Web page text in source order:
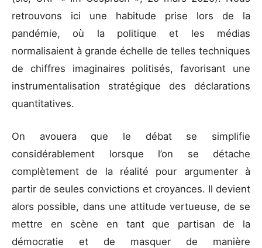
retrouvons ici une habitude prise lors de la
pandémie, où la politique et les médias
normalisaient à grande échelle de telles techniques
de chiffres imaginaires politisés, favorisant une
instrumentalisation stratégique des déclarations
quantitatives.
On avouera que le débat se simplifie
considérablement lorsque l’on se détache
complètement de la réalité pour argumenter à
partir de seules convictions et croyances. Il devient
alors possible, dans une attitude vertueuse, de se
mettre en scène en tant que partisan de la
démocratie et de masquer de manière